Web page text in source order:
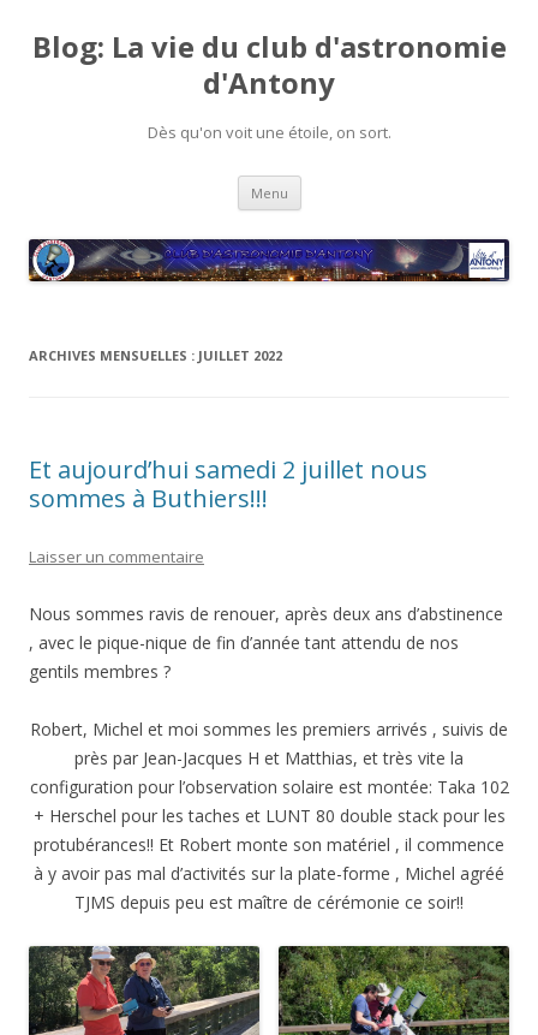
Blog: La vie du club d'astronomie
d'Antony
Dès qu'on voit une étoile, on sort.
Menu Aller
contenu
ARCHIVES MENSUELLES : JUILLET 2022
Et aujourd’hui samedi 2 juillet nous
sommes à Buthiers!!!
Laisser un commentaire
Nous sommes ravis de renouer, après deux ans d’abstinence
, avec le pique-nique de fin d’année tant attendu de nos
gentils membres ?
Robert, Michel et moi sommes les premiers arrivés , suivis de
près par Jean-Jacques H et Matthias, et très vite la
configuration pour l’observation solaire est montée: Taka 102
+ Herschel pour les taches et LUNT 80 double stack pour les
protubérances!! Et Robert monte son matériel , il commence
à y avoir pas mal d’activités sur la plate-forme , Michel agréé
TJMS depuis peu est maître de cérémonie ce soir!!